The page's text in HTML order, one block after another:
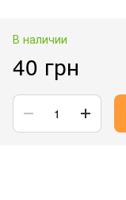
В наличии
40 грн